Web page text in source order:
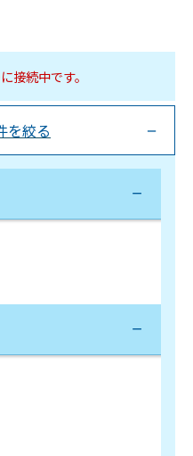
接続中です。
を絞る